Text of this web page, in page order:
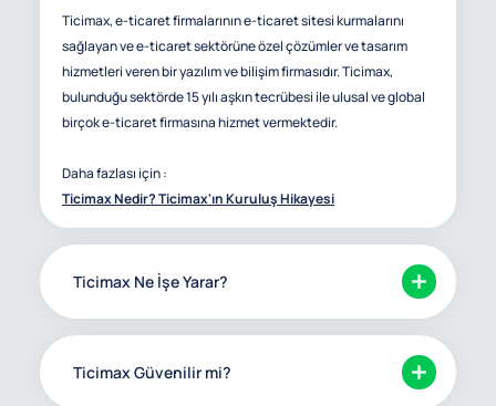
Ticimax, e-ticaret firmalarının e-ticaret sitesi kurmalarını
sağlayan ve e-ticaret sektörüne özel çözümler ve tasarım
hizmetleri veren bir yazılım ve bilişim firmasıdır. Ticimax,
bulunduğu sektörde 15 yılı aşkın tecrübesi ile ulusal ve global
birçok e-ticaret firmasına hizmet vermektedir.
Daha fazlası için :
Ticimax Nedir? Ticimax'ın Kuruluş Hikayesi
Ticimax Ne İşe Yarar?
Ticimax Güvenilir mi?